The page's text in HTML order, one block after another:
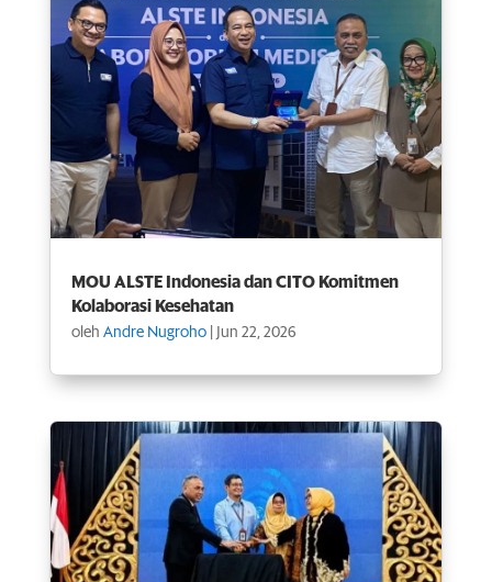
MOU ALSTE Indonesia dan CITO Komitmen
Kolaborasi Kesehatan
oleh Andre Nugroho| Jun 22, 2026